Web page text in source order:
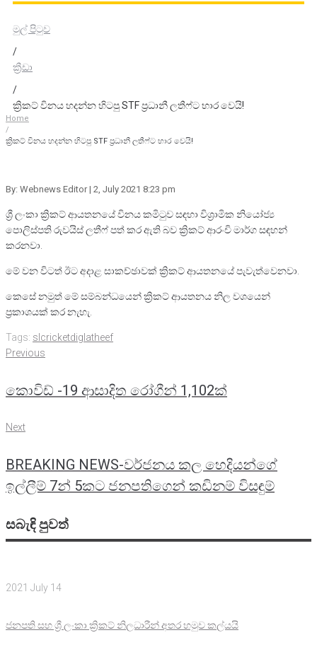
මුල් පිටුව
/
ක්‍රීඩා
/
ක්‍රිකට් විනය හදන්න හිටපු STF ප්‍රධානී ලතීෆ්ට භාර වෙයි!
Home
/
ක්‍රිකට් විනය හදන්න හිටපු STF ප්‍රධානී ලතීෆ්ට භාර වෙයි!
By: Webnews Editor | 2, July 2021 8:23 pm
ශ්‍රී ලංකා ක්‍රිකට් ආයතනයේ විනය කමිටුව සඳහා විශ්‍රාමික නියෝජ්‍ය
පොලිස්පති රුවයිස් ලතීෆ් පත් කර ඇති බව ක්‍රිකට් ආරංචි මාර්ග සඳහන්
කරනවා.
මේ වන විටත් ඊට අදාළ සාකච්ඡාවක් ක්‍රිකට් ආයතනයේ පැවැත්වෙනවා.
කෙසේ නමුත් මේ සම්බන්ධයෙන් ක්‍රිකට් ආයතනය නිල වශයෙන්
ප්‍රකාශයක් කර නැහැ.
Tags: slcricketdiglatheef
Post
navigation
Previous
Previous
කොවිඩ් -19 ආසාදිත රෝගීන් 1,102ක්
Next
Next
BREAKING NEWS-වර්ජනය කල හෙදියන්ගේ
ඉල්ලීම් 7න් 5කට ජනපතිගෙන් කඩිනම් විසඳුම්
සබැඳි පුවත්
2021 July 14
ජනපති සහ ශ්‍රී ලංකා ක්‍රිකට් නිලධාරීන් අතර හමුව කල්යයි